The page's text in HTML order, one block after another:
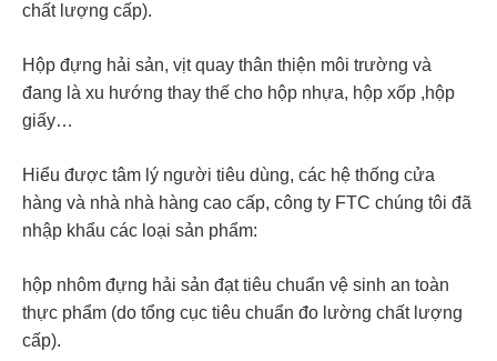
chất lượng cấp).
Hộp đựng hải sản, vịt quay thân thiện môi trường và
đang là xu hướng thay thế cho hộp nhựa, hộp xốp ,hộp
giấy…
Hiểu được tâm lý người tiêu dùng, các hệ thống cửa
hàng và nhà nhà hàng cao cấp, công ty FTC chúng tôi đã
nhập khẩu các loại sản phẩm:
hộp nhôm đựng hải sản đạt tiêu chuẩn vệ sinh an toàn
thực phẩm (do tổng cục tiêu chuẩn đo lường chất lượng
cấp).